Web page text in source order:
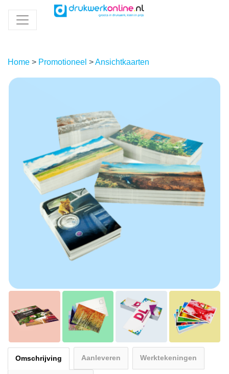
Home > Promotioneel >Ansichtkaarten
Omschrijving Aanleveren Werktekeningen